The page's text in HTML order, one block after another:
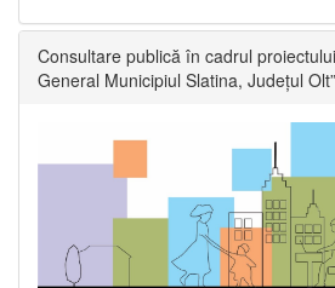
Consultare publică în cadrul
General Municipiul Slatina, Județul Olt”